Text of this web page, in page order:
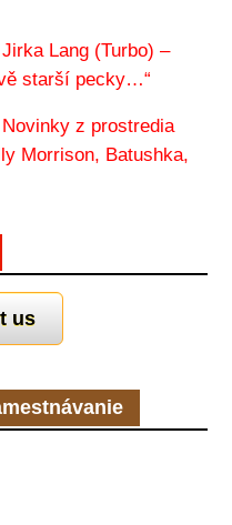
Jirka Lang (Turbo) –
starší pecky…“
Novinky z prostredia
Morrison, Batushka,
us